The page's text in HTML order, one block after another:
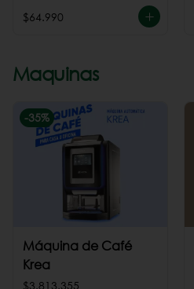
$64.990
Maquinas
-35%
Máquina de Café
Krea
$3.813.355